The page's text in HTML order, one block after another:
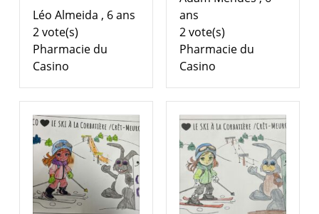
Léo Almeida , 6 ans
2 vote(s)
Pharmacie du
Casino
ans
2 vote(s)
Pharmacie du
Casino